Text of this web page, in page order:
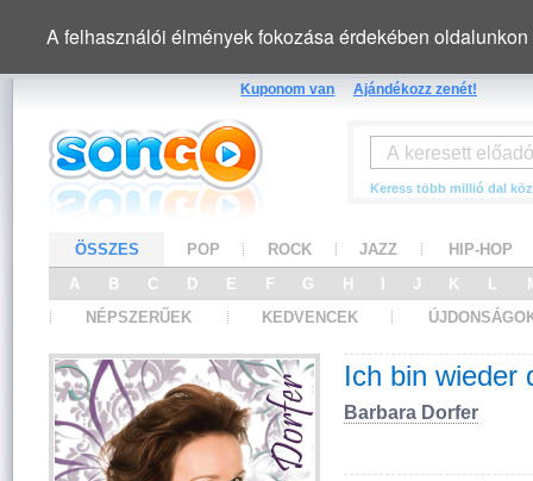
A felhasználói élmények fokozása érdekében
Kuponom van Ajándékozz zenét!
Keress több millió dal
ÖSSZES POP ROCK JAZZ
HIP-HOP
A
B C D E F G H J K L
NÉPSZERŰEK
KEDVENCEK
Ich bin wieder
Barbara Dorfer